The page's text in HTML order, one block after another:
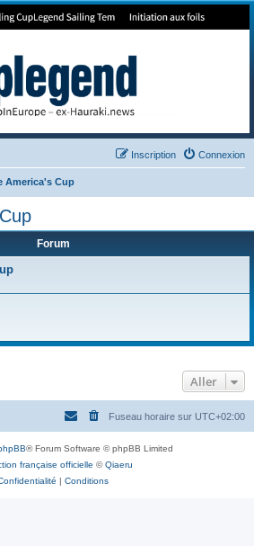
Connexion
Inscription
America's Cup
Forum
Aller
Fuseau horaire sur UTC+02:00
® Forum Software © phpBB Limited
française officielle ©Qiaeru
Conditions